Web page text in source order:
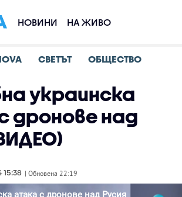
НОВИНИ НА ЖИВО
СВЕТЪТ ОБЩЕСТВО
украинска
дронове над
| Обновена 22:19